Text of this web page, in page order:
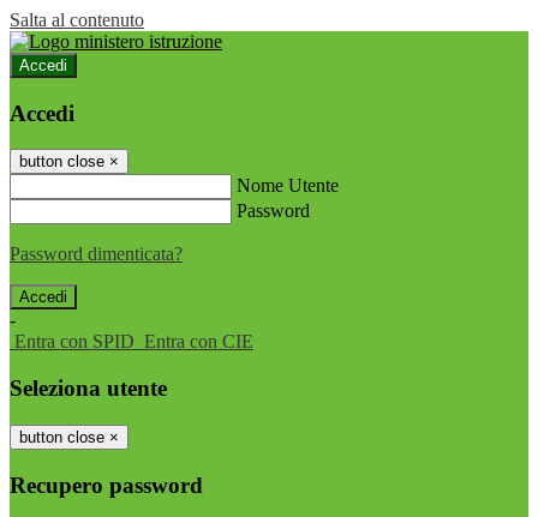
Salta al contenuto
Accedi
Accedi
button close ×
Nome Utente
Password
Password dimenticata?
-
Entra con SPID Entra con CIE
Seleziona utente
button close ×
Recupero password